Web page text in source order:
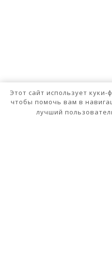
Этот сайт использует
чтобы помочь вам в
лучший